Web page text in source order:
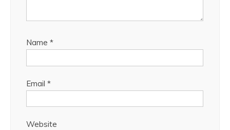
Name *
Email *
Website